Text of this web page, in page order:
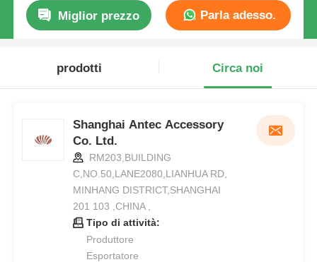
Miglior prezzo Parla adesso.
prodotti Circa noi
Shanghai Antec Accessory
Co. Ltd.
RM203,BUILDING
C,NO.50,LANE2080,LIANHUA RD,
MINHANG DISTRICT,SHANGHAI
201 103 ,CHINA ,
Tipo di attività:
Produttore
Esportatore